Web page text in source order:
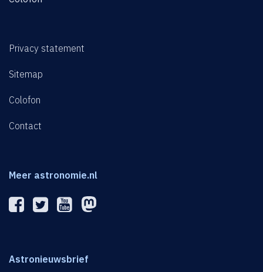
Privacy statement
Sitemap
Colofon
Contact
Meer astronomie.nl
Astronieuwsbrief